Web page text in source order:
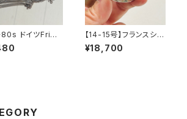
80s ドイツFried
OLD sto
ートチェーン（バ
【14-15号】フランスシル
バー925 Organic バン
ドヘビーリング
¥18,700